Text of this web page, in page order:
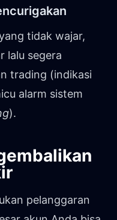
tidak wajar,
lalu segera
trading (indikasi
alarm sistem
).
pelanggaran